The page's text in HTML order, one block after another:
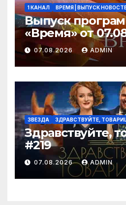
1 КАНАЛ ВРЕМЯ | ВЫПУСК
Выпуск
«Время» от
07.08.2026 ADMIN
ЗВЕЗДА ЗДРАВСТВУЙТЕ,
Здравствуйте,
#219
07.08.2026 ADMIN